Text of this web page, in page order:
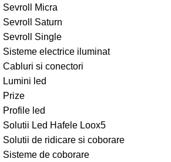
Sevroll Micra
Sevroll Saturn
Sevroll Single
Sisteme electrice iluminat
Cabluri si conectori
Lumini led
Prize
Profile led
Solutii Led Hafele Loox5
Solutii de ridicare si coborare
Sisteme de coborare